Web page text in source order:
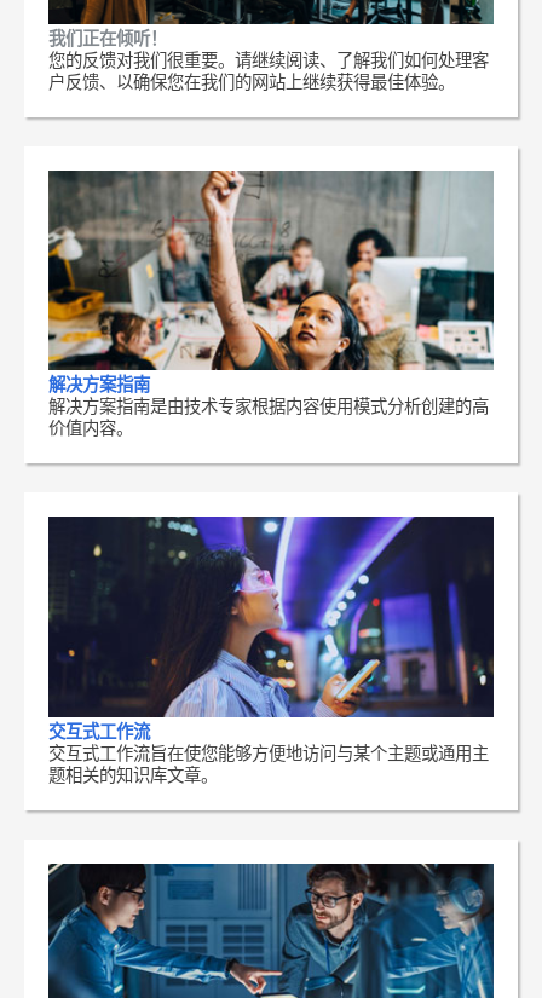
我们正在倾听！
您的反馈对我们很重要。请继续阅读、了解我们如何处理客
户反馈、以确保您在我们的网站上继续获得最佳体验。
解决方案指南
解决方案指南是由技术专家根据内容使用模式分析创建的高
价值内容。
交互式工作流
交互式工作流旨在使您能够方便地访问与某个主题或通用主
题相关的知识库文章。